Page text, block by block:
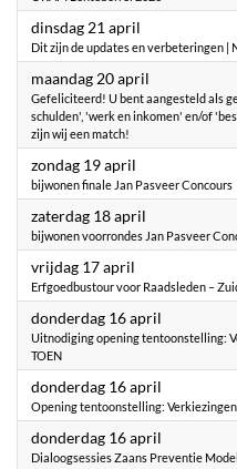
dinsdag 21 april
Dit zijn de updates en verbeteringen |
maandag 20 april
Gefeliciteerd! U bent aangesteld als
schulden', 'werk en inkomen' en/of
zijn wij een match!
zondag 19 april
bijwonen finale Jan Pasveer Concours
zaterdag 18 april
bijwonen voorrondes Jan Pasveer
vrijdag 17 april
Erfgoedbustour voor Raadsleden –
donderdag 16 april
Uitnodiging opening tentoonstelling:
TOEN
donderdag 16 april
Opening tentoonstelling:
donderdag 16 april
Dialoogsessies Zaans Preventie